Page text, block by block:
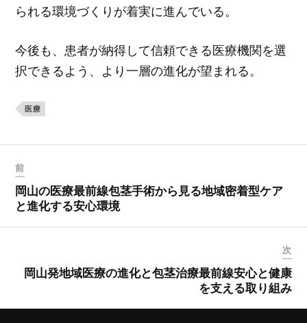
られる環境づくりが着実に進んでいる。
今後も、患者が納得して信頼できる医療機関を選
択できるよう、より一層の進化が望まれる。
医療
前
岡山の医療最前線包茎手術から見る地域密着型ケア
と進化する安心環境
次
岡山発地域医療の進化と包茎治療最前線安心と健康
を支える取り組み